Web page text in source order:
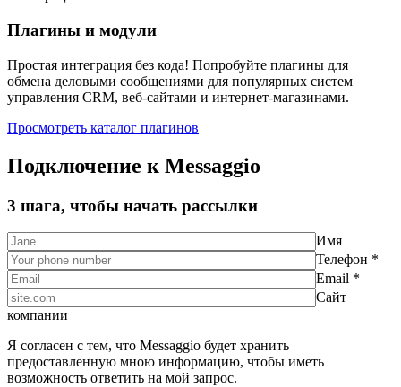
Плагины и модули
Простая интеграция без кода! Попробуйте плагины для
обмена деловыми сообщениями для популярных систем
управления CRM, веб-сайтами и интернет-магазинами.
Просмотреть каталог плагинов
Подключение к Messaggio
3 шага, чтобы начать рассылки
Имя
Телефон *
Email *
Сайт
компании
Я согласен с тем, что Messaggio будет хранить
предоставленную мною информацию, чтобы иметь
возможность ответить на мой запрос.